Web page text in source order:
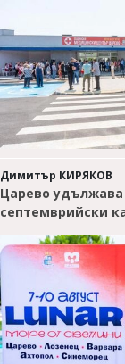
Димитър КИРЯКОВ
Царево удължава
септемврийски